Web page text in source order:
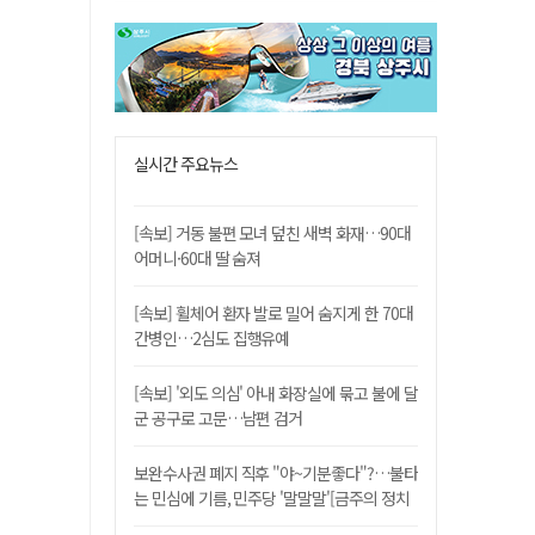
실시간 주요뉴스
[속보] 거동 불편 모녀 덮친 새벽 화재…90대
어머니·60대 딸 숨져
[속보] 휠체어 환자 발로 밀어 숨지게 한 70대
간병인…2심도 집행유예
[속보] '외도 의심' 아내 화장실에 묶고 불에 달
군 공구로 고문…남편 검거
보완수사권 폐지 직후 "야~기분좋다"?…불타
는 민심에 기름, 민주당 '말말말'[금주의 정치